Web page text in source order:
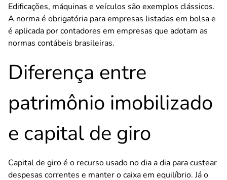
Edificações, máquinas e veículos são exemplos clássicos.
A norma é obrigatória para empresas listadas em bolsa e
é aplicada por contadores em empresas que adotam as
normas contábeis brasileiras.
Diferença entre
patrimônio imobilizado
e capital de giro
Capital de giro é o recurso usado no dia a dia para custear
despesas correntes e manter o caixa em equilíbrio. Já o